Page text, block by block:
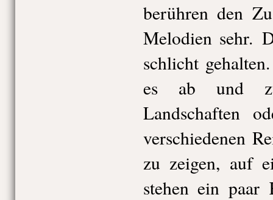
berühren den
Melodien sehr.
schlicht
es ab und
Landschaften
verschiedenen
zu zeigen, auf
stehen ein paar